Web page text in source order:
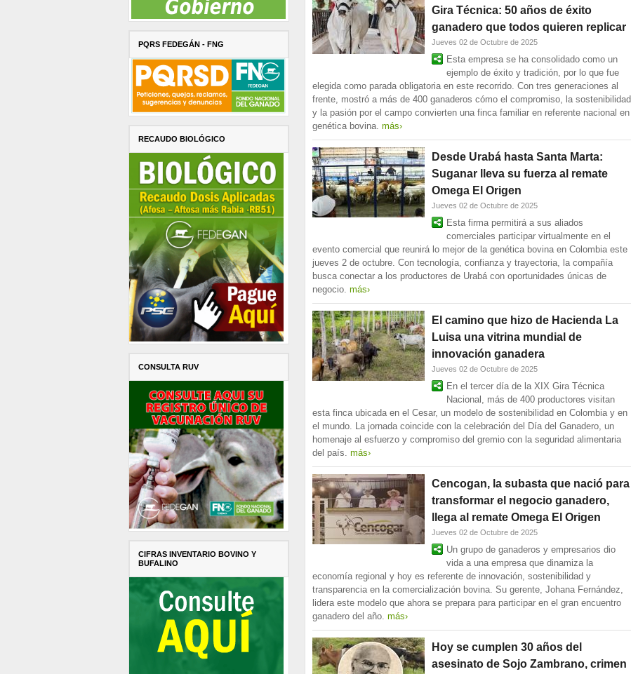
PQRS FEDEGÁN - FNG
RECAUDO BIOLÓGICO
CONSULTA RUV
CIFRAS INVENTARIO BOVINO Y
BUFALINO
Gira Técnica: 50 años de éxito
ganadero que todos quieren replicar
Jueves 02 de Octubre de 2025
Esta empresa se ha consolidado como un
ejemplo de éxito y tradición, por lo que fue
elegida como parada obligatoria en este recorrido. Con tres generaciones al
frente, mostró a más de 400 ganaderos cómo el compromiso, la sostenibilidad
y la pasión por el campo convierten una finca familiar en referente nacional en
genética bovina. más›
Desde Urabá hasta Santa Marta:
Suganar lleva su fuerza al remate
Omega El Origen
Jueves 02 de Octubre de 2025
Esta firma permitirá a sus aliados
comerciales participar virtualmente en el
evento comercial que reunirá lo mejor de la genética bovina en Colombia este
jueves 2 de octubre. Con tecnología, confianza y trayectoria, la compañía
busca conectar a los productores de Urabá con oportunidades únicas de
negocio. más›
El camino que hizo de Hacienda La
Luisa una vitrina mundial de
innovación ganadera
Jueves 02 de Octubre de 2025
En el tercer día de la XIX Gira Técnica
Nacional, más de 400 productores visitan
esta finca ubicada en el Cesar, un modelo de sostenibilidad en Colombia y en
el mundo. La jornada coincide con la celebración del Día del Ganadero, un
homenaje al esfuerzo y compromiso del gremio con la seguridad alimentaria
del país. más›
Cencogan, la subasta que nació para
transformar el negocio ganadero,
llega al remate Omega El Origen
Jueves 02 de Octubre de 2025
Un grupo de ganaderos y empresarios dio
vida a una empresa que dinamiza la
economía regional y hoy es referente de innovación, sostenibilidad y
transparencia en la comercialización bovina. Su gerente, Johana Fernández,
lidera este modelo que ahora se prepara para participar en el gran encuentro
ganadero del año. más›
Hoy se cumplen 30 años del
asesinato de Sojo Zambrano, crimen